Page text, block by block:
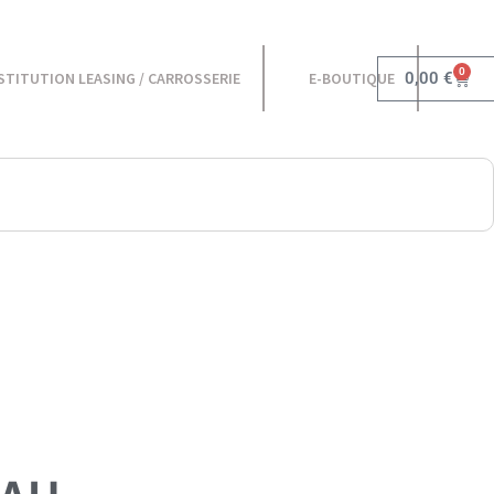
LEASING / CARROSSERIE E-BOUTIQUE 0,00 € 0